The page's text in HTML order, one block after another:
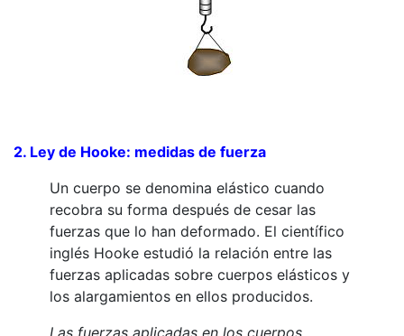
2. Ley de Hooke: medidas de fuerza
Un cuerpo se denomina elástico cuando
recobra su forma después de cesar las
fuerzas que lo han deformado. El científico
inglés Hooke estudió la relación entre las
fuerzas aplicadas sobre cuerpos elásticos y
los alargamientos en ellos producidos.
Las fuerzas aplicadas en los cuerpos